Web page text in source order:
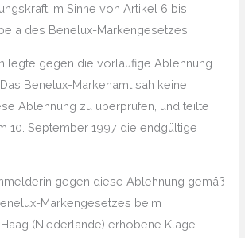
im Sinne von Artikel 6 bis
a des Benelux-Markengesetzes.
legte gegen die vorläufige Ablehnung
Benelux-Markenamt sah keine
Ablehnung zu überprüfen, und teilte
10. September 1997 die endgültige
gegen diese Ablehnung gemäß
Markengesetzes beim
(Niederlande) erhobene Klage